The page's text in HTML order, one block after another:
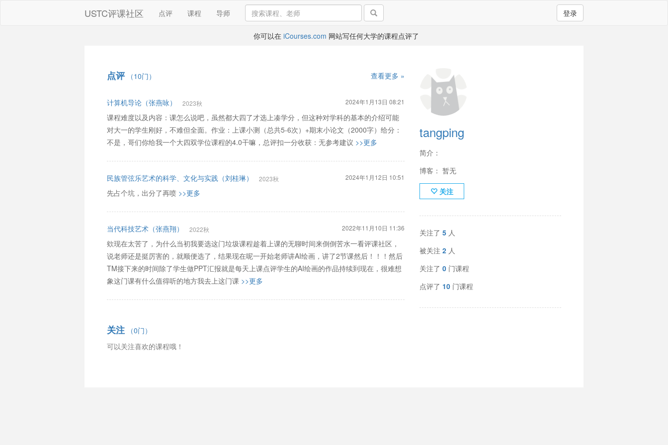
USTC评课社区 点评 课程 导师 登录
你可以在 iCourses.com 网站写任何大学的课程点评了
点评（10门） 查看更多 »
计算机导论（张燕咏） 2023秋 2024年1月13日 08:21
课程难度以及内容：课怎么说吧，虽然都大四了才选上凑学分，但这种对学科的基本的介绍可能
对大一的学生刚好，不难但全面。作业：上课小测（总共5-6次）+期末小论文（2000字）给分：
不是，哥们你给我一个大四双学位课程的4.0干嘛，总评扣一分收获：无参考建议 >>更多
民族管弦乐艺术的科学、文化与实践（刘桂琳） 2023秋 2024年1月12日 10:51
先占个坑，出分了再喷 >>更多
当代科技艺术（张燕翔） 2022秋 2022年11月10日 11:36
欸现在太苦了，为什么当初我要选这门垃圾课程趁着上课的无聊时间来倒倒苦水一看评课社区，
说老师还是挺厉害的，就顺便选了，结果现在呢一开始老师讲AI绘画，讲了2节课然后！！！然后
TM接下来的时间除了学生做PPT汇报就是每天上课点评学生的AI绘画的作品持续到现在，很难想
象这门课有什么值得听的地方我去上这门课 >>更多
关注（0门）
可以关注喜欢的课程哦！
tangping
简介：
博客： 暂无
关注
关注了5 人
被关注2 人
关注了0 门课程
点评了 10 门课程